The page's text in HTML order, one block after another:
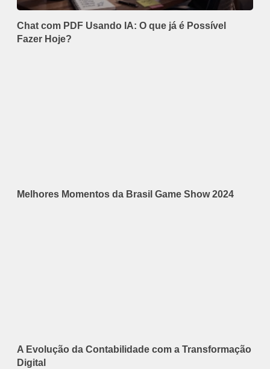
Chat com PDF Usando IA: O que já é Possível
Fazer Hoje?
Melhores Momentos da Brasil Game Show 2024
A Evolução da Contabilidade com a Transformação
Digital